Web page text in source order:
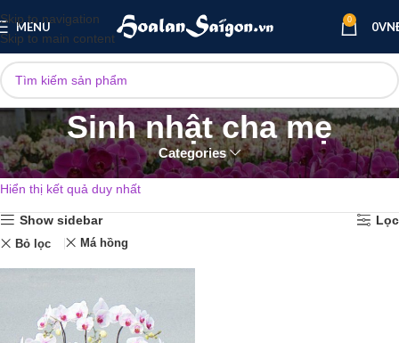
Skip to navigation
Skip to main content
MENU 0 0
Sinh nhật cha mẹ
Categories
Trang chủ Lan hồ điệp sinh nhật Sinh nhật cha mẹ
Hiển thị kết quả duy nhất
Show sidebar Lọc
Bỏ lọc Má hồng